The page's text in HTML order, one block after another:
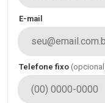
E-mail
Telefone fixo